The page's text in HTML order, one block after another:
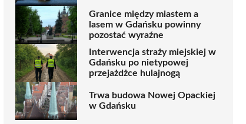
Granice między miastem a
lasem w Gdańsku powinny
pozostać wyraźne
Interwencja straży miejskiej w
Gdańsku po nietypowej
przejażdżce hulajnogą
Trwa budowa Nowej Opackiej
w Gdańsku